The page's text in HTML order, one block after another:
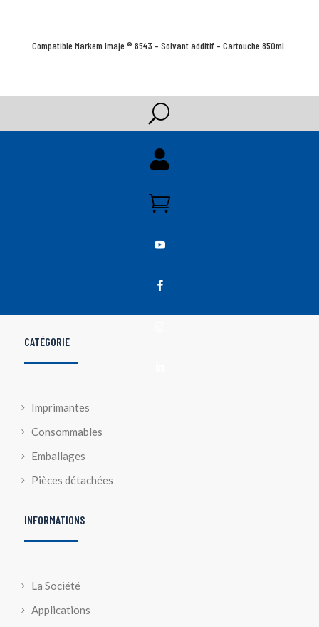
Compatible Markem Imaje ® 8543 – Solvant additif – Cartouche 850ml
U




CATÉGORIE
Imprimantes
Consommables
Emballages
Pièces détachées
INFORMATIONS
La Société
Applications